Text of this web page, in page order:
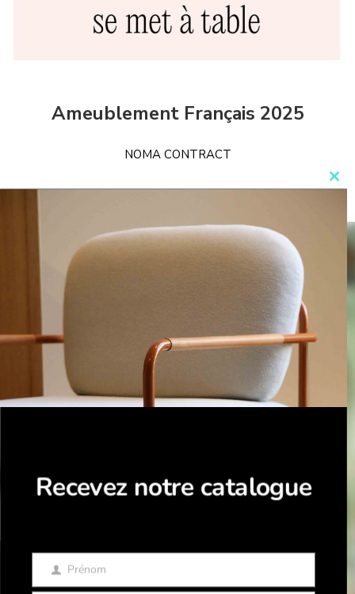
Ameublement Français 2025
NOMA CONTRACT
Recevez notre catalogue
PrénomPrénom